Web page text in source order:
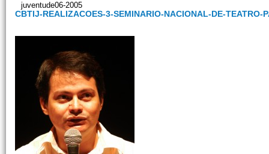
juventude06-2005
CBTIJ-REALIZACOES-3-SEMINARIO-NACIONAL-DE-TEATRO-